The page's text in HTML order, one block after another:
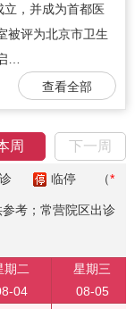
立，并成为首都医
被评为北京市卫生
…
查看全部
周 下一周
临停 （*
考；常营院区出诊
期二
04
星期三
08-05